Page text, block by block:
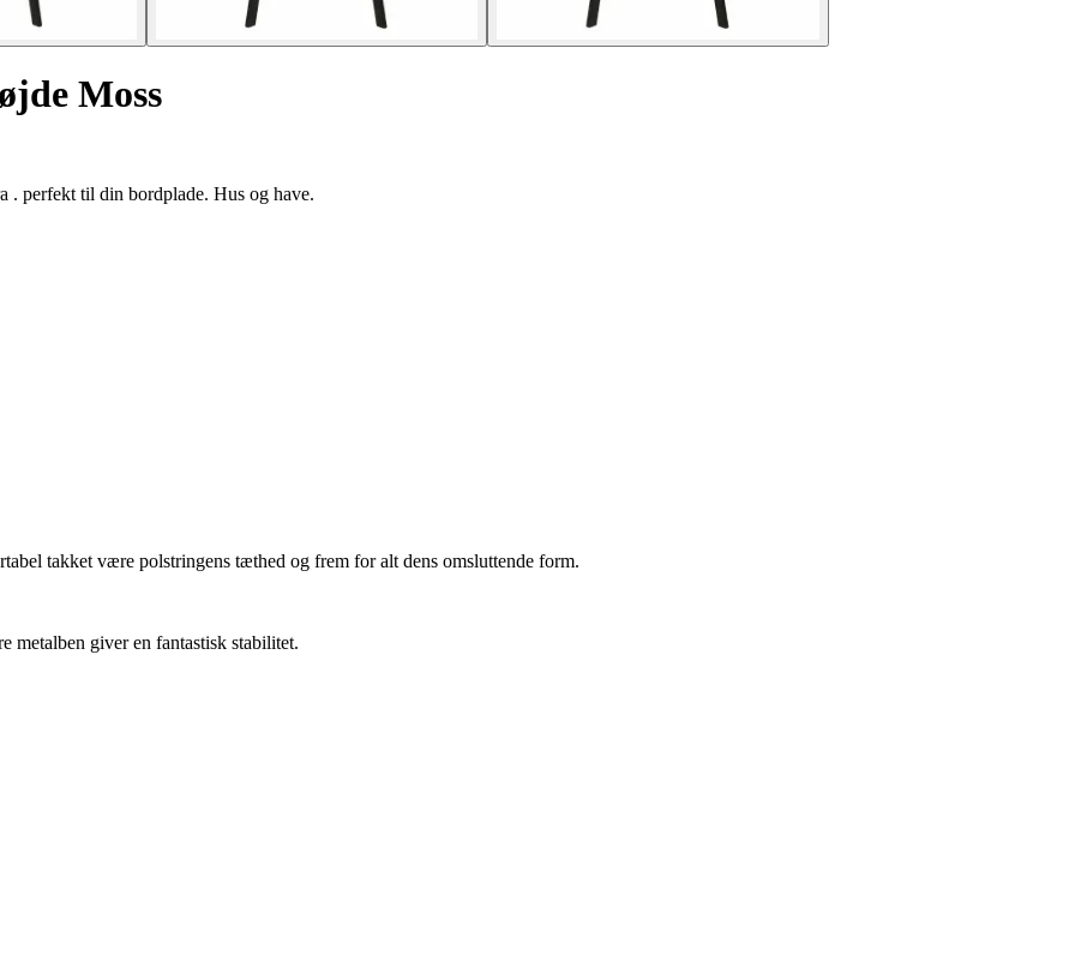
Moss
. perfekt til din bordplade. Hus og have.
takket være polstringens tæthed og frem for alt dens omsluttende form.
metalben giver en fantastisk stabilitet.